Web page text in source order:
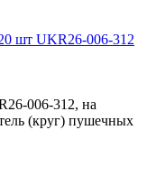
шт UKR26-006-312
006-312, на
(круг) пушечных